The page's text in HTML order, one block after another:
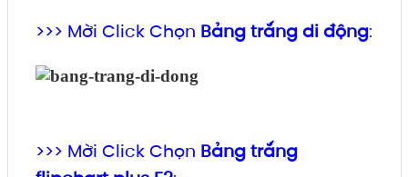
>>> Mời Click Chọn Bảng trắng di động:
>>> Mời Click Chọn Bảng trắng